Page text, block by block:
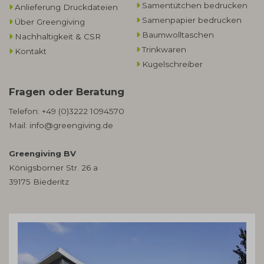
Anlieferung Druckdateien
Über Greengiving
Nachhaltigkeit & CSR
Kontakt
Samentütchen bedrucken
Samenpapier bedrucken
Baumwolltaschen​
Trinkwaren
Kugelschreiber
Fragen oder Beratung
Telefon: +49 (0)3222 1094570
Mail: info@greengiving.de
Greengiving BV
Königsborner Str. 26 a
39175 Biederitz